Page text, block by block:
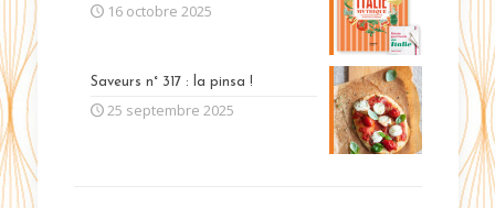
16 octobre 2025
Saveurs n° 317 : la pinsa !
25 septembre 2025